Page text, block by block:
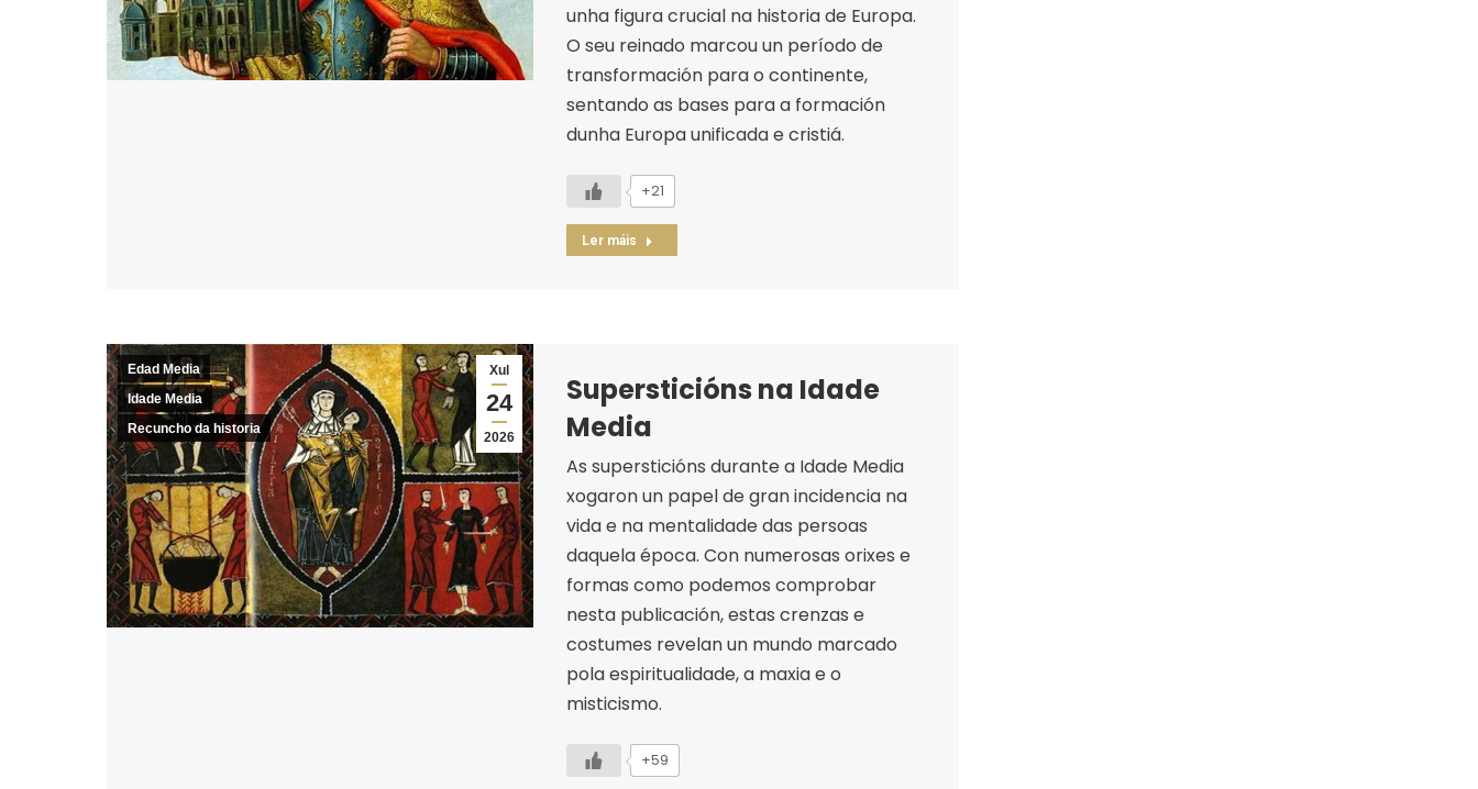
unha figura crucial na historia de Europa.
O seu reinado marcou un período de
transformación para o continente,
sentando as bases para a formación
dunha Europa unificada e cristiá.
+21
Ler máis
Xul
24
2026
Edad Media
Idade Media
Recuncho da historia
Supersticións na Idade
Media
As supersticións durante a Idade Media
xogaron un papel de gran incidencia na
vida e na mentalidade das persoas
daquela época. Con numerosas orixes e
formas como podemos comprobar
nesta publicación, estas crenzas e
costumes revelan un mundo marcado
pola espiritualidade, a maxia e o
misticismo.
+59